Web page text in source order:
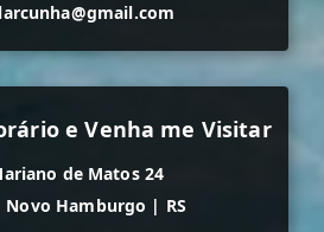
e Venha me Visitar
de Matos 24
Novo Hamburgo | RS